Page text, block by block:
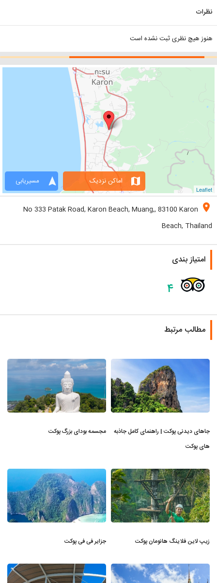
نظرات
هنوز هیچ نظری ثبت نشده است
Leaflet
navigation مسیریابی map اماکن نزدیک
location_on
No 333 Patak Road, Karon Beach, Muang,, 83100 Karon
Beach, Thailand
امتیاز بندی
۴
مطالب مرتبط
جاهای دیدنی پوکت | راهنمای کامل جاذبه
های پوکت
مجسمه بودای بزرگ پوکت
زیپ لاین فلاینگ هانومان پوکت جزایر فی فی پوکت